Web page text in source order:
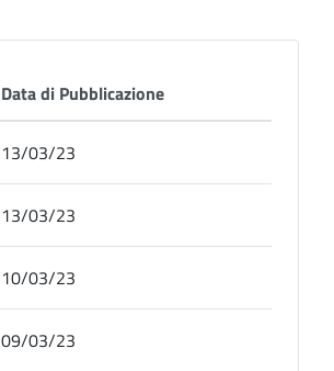
Data di Pubblicazione
13/03/23
13/03/23
10/03/23
09/03/23